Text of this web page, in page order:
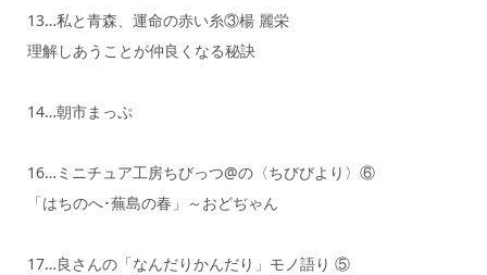
13…私と青森、運命の赤い糸③楊 麗栄
理解しあうことが仲良くなる秘訣
14…朝市まっぷ
16…ミニチュア工房ちびっつ@の〈ちびびより〉⑥
「はちのへ･蕪島の春」～おどぢゃん
17…良さんの「なんだりかんだり」モノ語り ⑤